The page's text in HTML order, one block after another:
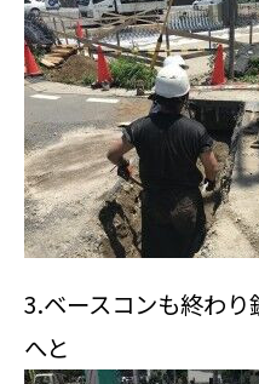
3.ベースコンも終わ
へと